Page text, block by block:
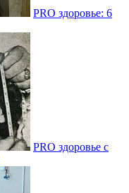
PRO здоровье: 6
PRO здоровье с